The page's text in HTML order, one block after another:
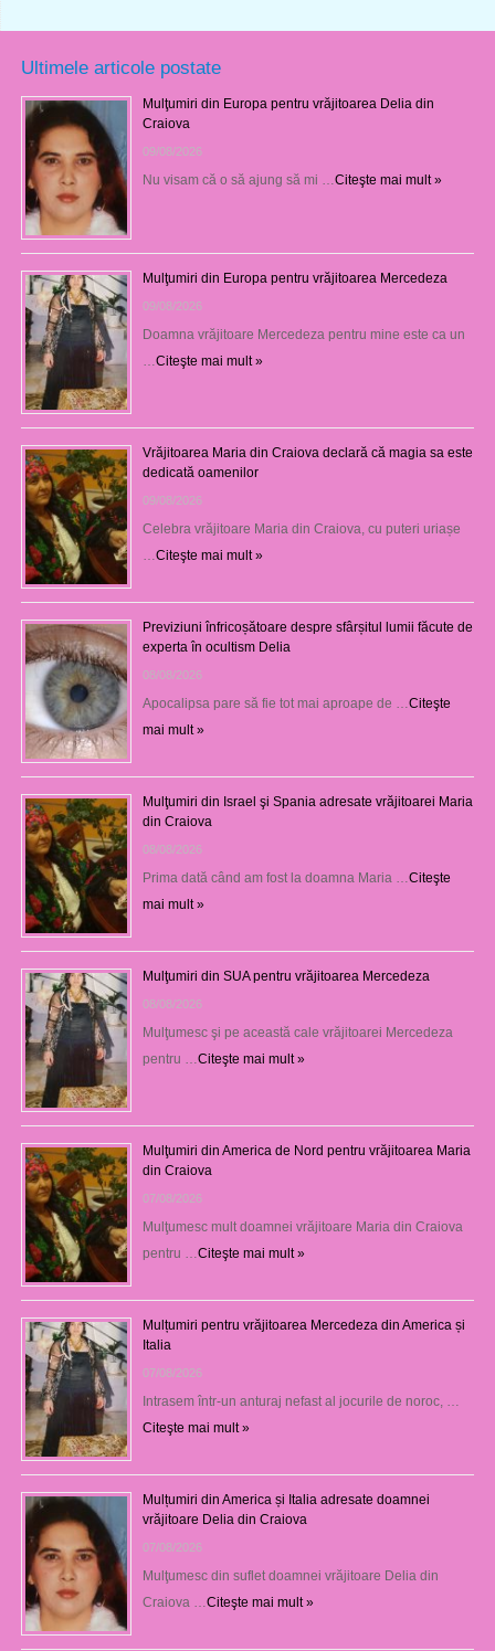
Ultimele articole postate
Mulţumiri din Europa pentru vrăjitoarea Delia din
Craiova
09/08/2026
Nu visam că o să ajung să mi … Citeşte mai mult »
Mulţumiri din Europa pentru vrăjitoarea Mercedeza
09/08/2026
Doamna vrăjitoare Mercedeza pentru mine este ca un
Citeşte mai mult »
Vrăjitoarea Maria din Craiova declară că magia sa este
dedicată oamenilor
09/08/2026
Celebra vrăjitoare Maria din Craiova, cu puteri uriașe
Citeşte mai mult »
Previziuni înfricoșătoare despre sfârșitul lumii făcute de
experta în ocultism Delia
08/08/2026
Apocalipsa pare să fie tot mai aproape de … Citeşte
mai mult »
Mulţumiri din Israel şi Spania adresate vrăjitoarei Maria
din Craiova
08/08/2026
Prima dată când am fost la doamna Maria … Citeşte
mai mult »
Mulţumiri din SUA pentru vrăjitoarea Mercedeza
08/08/2026
Mulţumesc şi pe această cale vrăjitoarei Mercedeza
pentru … Citeşte mai mult »
Mulţumiri din America de Nord pentru vrăjitoarea Maria
din Craiova
07/08/2026
Mulţumesc mult doamnei vrăjitoare Maria din Craiova
pentru … Citeşte mai mult »
Mulțumiri pentru vrăjitoarea Mercedeza din America și
Italia
07/08/2026
Intrasem într-un anturaj nefast al jocurile de noroc, …
Citeşte mai mult »
Mulțumiri din America și Italia adresate doamnei
vrăjitoare Delia din Craiova
07/08/2026
Mulţumesc din suflet doamnei vrăjitoare Delia din
Craiova … Citeşte mai mult »